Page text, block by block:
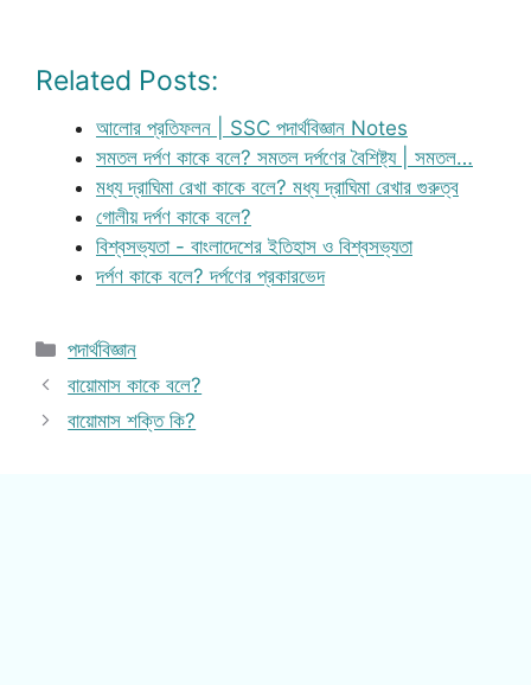
Related Posts:
আলোর প্রতিফলন | SSC পদার্থবিজ্ঞান Notes
সমতল দর্পণ কাকে বলে? সমতল দর্পণের বৈশিষ্ট্য | সমতল…
মধ্য দ্রাঘিমা রেখা কাকে বলে? মধ্য দ্রাঘিমা রেখার গুরুত্ব
গোলীয় দর্পণ কাকে বলে?
বিশ্বসভ্যতা - বাংলাদেশের ইতিহাস ও বিশ্বসভ্যতা
দর্পণ কাকে বলে? দর্পণের প্রকারভেদ
Categories
পদার্থবিজ্ঞান
বায়োমাস কাকে বলে?
বায়োমাস শক্তি কি?